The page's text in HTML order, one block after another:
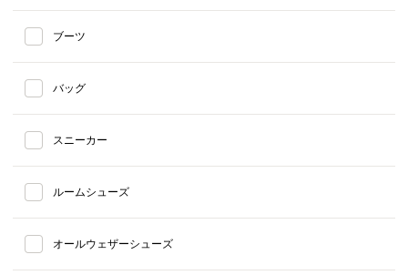
ブーツ
バッグ
スニーカー
ルームシューズ
オールウェザーシューズ